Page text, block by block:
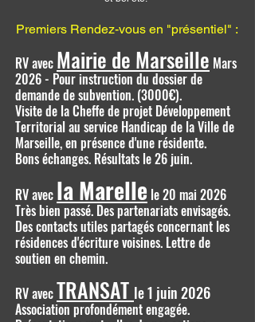
Premiers Rendez-vous en "présentiel" :
RV avec Mairie de Marseille Mars
2026 - Pour instruction du dossier de
demande de subvention. (3000€).
Visite de la Cheffe de projet Développement
Territorial au service Handicap de la Ville de
Marseille, en présence d'une résidente.
Bons échanges. Résultats le 26 juin.
RV avec la Marelle le 20 mai 2026
Très bien passé. Des partenariats envisagés.
Des contacts utiles partagés concernant les
résidences d'écriture voisines. Lettre de
soutien en chemin.
RV avecTRANSAT le 1 juin 2026
Association profondément engagée.